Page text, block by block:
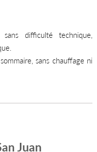
difficulté technique,
sans chauffage ni
Juan